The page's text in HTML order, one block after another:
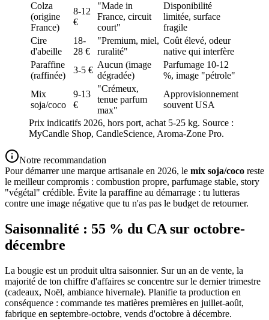
Colza
(origine
France)
8-12
€
"Made in
France, circuit
court"
Disponibilité
limitée, surface
fragile
Cire
d'abeille
18-
28 €
"Premium, miel,
ruralité"
Coût élevé, odeur
native qui interfère
Paraffine
(raffinée)
3-5 €
Aucun (image
dégradée)
Parfumage 10-12
%, image "pétrole"
Mix
soja/coco
9-13
€
"Crémeux,
tenue parfum
max"
Approvisionnement
souvent USA
Prix indicatifs 2026, hors port, achat 5-25 kg. Source :
MyCandle Shop, CandleScience, Aroma-Zone Pro.
Notre recommandation
Pour démarrer une marque artisanale en 2026, le mix soja/coco reste
le meilleur compromis : combustion propre, parfumage stable, story
"végétal" crédible. Évite la paraffine au démarrage : tu lutteras
contre une image négative que tu n'as pas le budget de retourner.
Saisonnalité : 55 % du CA sur octobre-
décembre
La bougie est un produit ultra saisonnier. Sur un an de vente, la
majorité de ton chiffre d'affaires se concentre sur le dernier trimestre
(cadeaux, Noël, ambiance hivernale). Planifie ta production en
conséquence : commande tes matières premières en juillet-août,
fabrique en septembre-octobre, vends d'octobre à décembre.